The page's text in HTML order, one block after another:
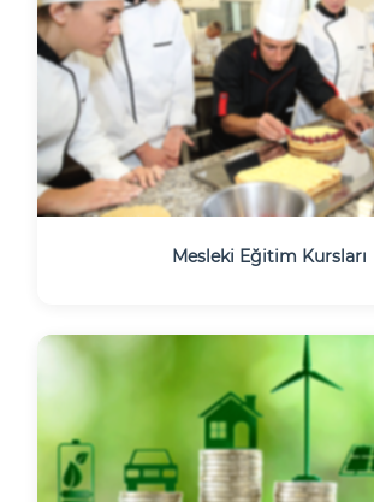
Mesleki Eğitim Kursları